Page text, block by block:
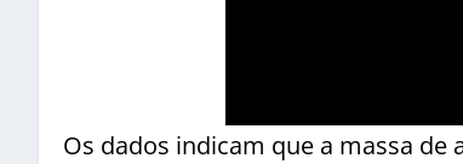
Os dados indicam que a massa